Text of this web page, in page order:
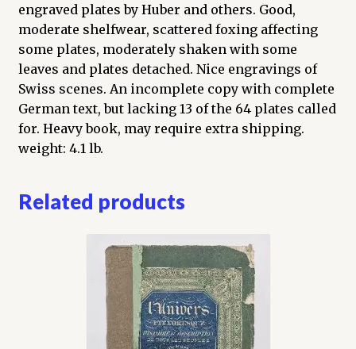
engraved plates by Huber and others. Good,
moderate shelfwear, scattered foxing affecting
some plates, moderately shaken with some
leaves and plates detached. Nice engravings of
Swiss scenes. An incomplete copy with complete
German text, but lacking 13 of the 64 plates called
for. Heavy book, may require extra shipping.
weight: 4.1 lb.
Related products